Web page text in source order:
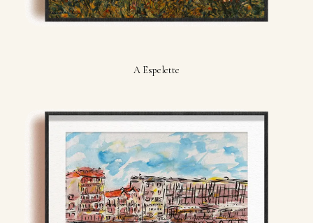
A Espelette